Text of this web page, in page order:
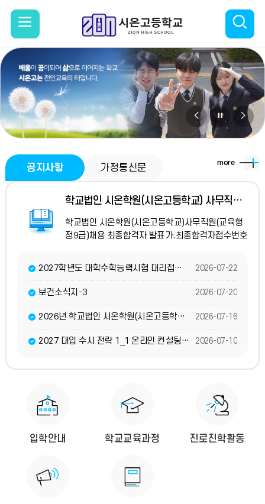
바
일
메
뉴
열
색
열
기
비
주
이
전
비
주
정
지
비
주
다
음
공지사항 가정통신문
학교법인 시온학원(시온고등학교) 사무직원(교육행정9급) 채용 최종합격자 발표
학교법인 시온학원(시온고등학교)사무직원(교육행
정9급)채용 최종합격자 발표가.최종합격자접수번호
모든 분들게 진심으로
2027학년도 대학수학능력시험 대리접수 안내 및 서약서(홈페이지 게시용) 2026-07-22
보건소식지-3 2026-07-20
2026년 학교법인 시온학원(시온고등학교) 사무직원(교육행정9급) 공개경쟁채용 1차전형 합격자 발표 및 2차전형 일정 공지 2026-07-16
2027 대입 수시 전략 1_1 온라인 컨설팅(박람회) 운영 재안내 2026-07-10
more
입학안내 학교교육과정 진로진학활동